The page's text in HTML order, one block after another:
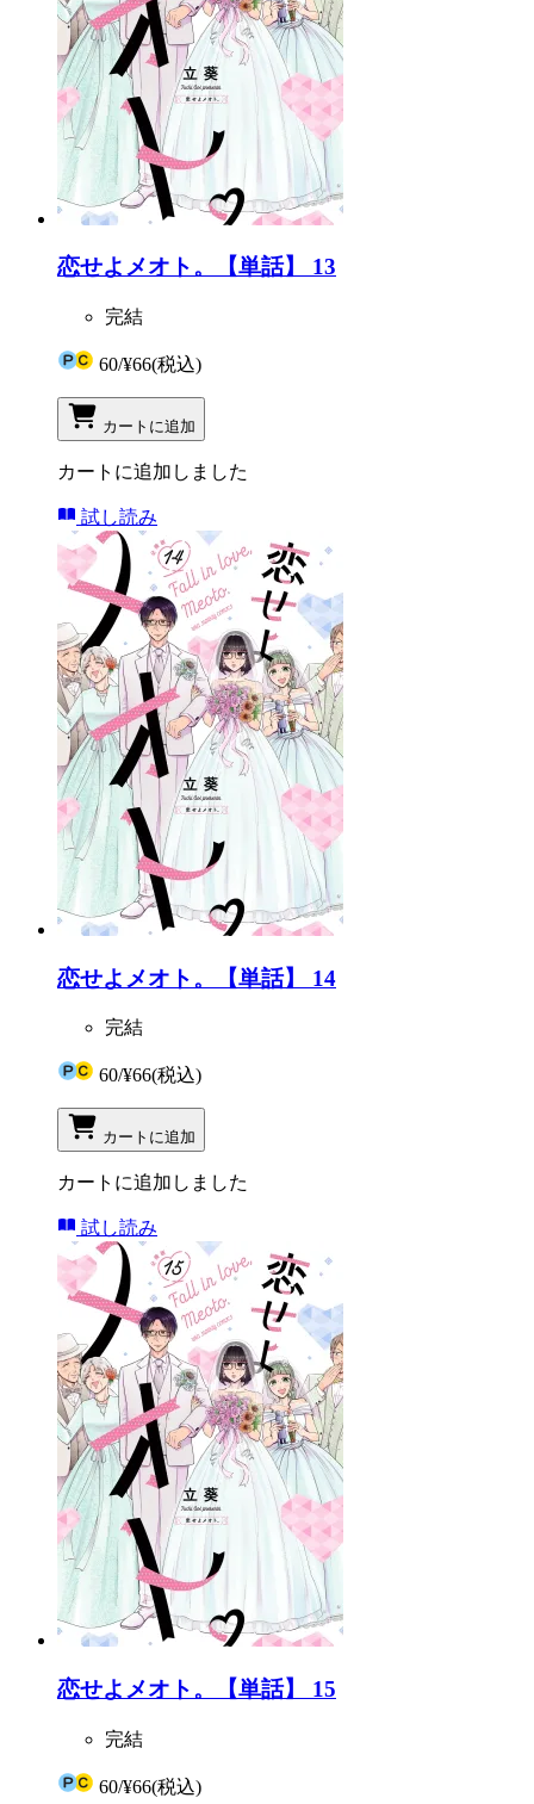
恋せよメオト。【単話】 13
完結
60/¥66(税込)
カートに追加
カートに追加しました
試し読み
恋せよメオト。【単話】 14
完結
60/¥66(税込)
カートに追加
カートに追加しました
試し読み
恋せよメオト。【単話】 15
完結
60/¥66(税込)